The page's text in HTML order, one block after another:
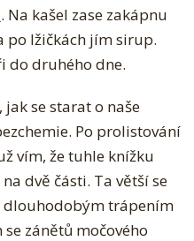
. Na kašel zase zakápnu
po lžičkách jím sirup.
do druhého dne.
se starat o naše
Po prolistování
vím, že tuhle knížku
dvě části. Ta větší se
dlouhodobým trápením
zánětů močového